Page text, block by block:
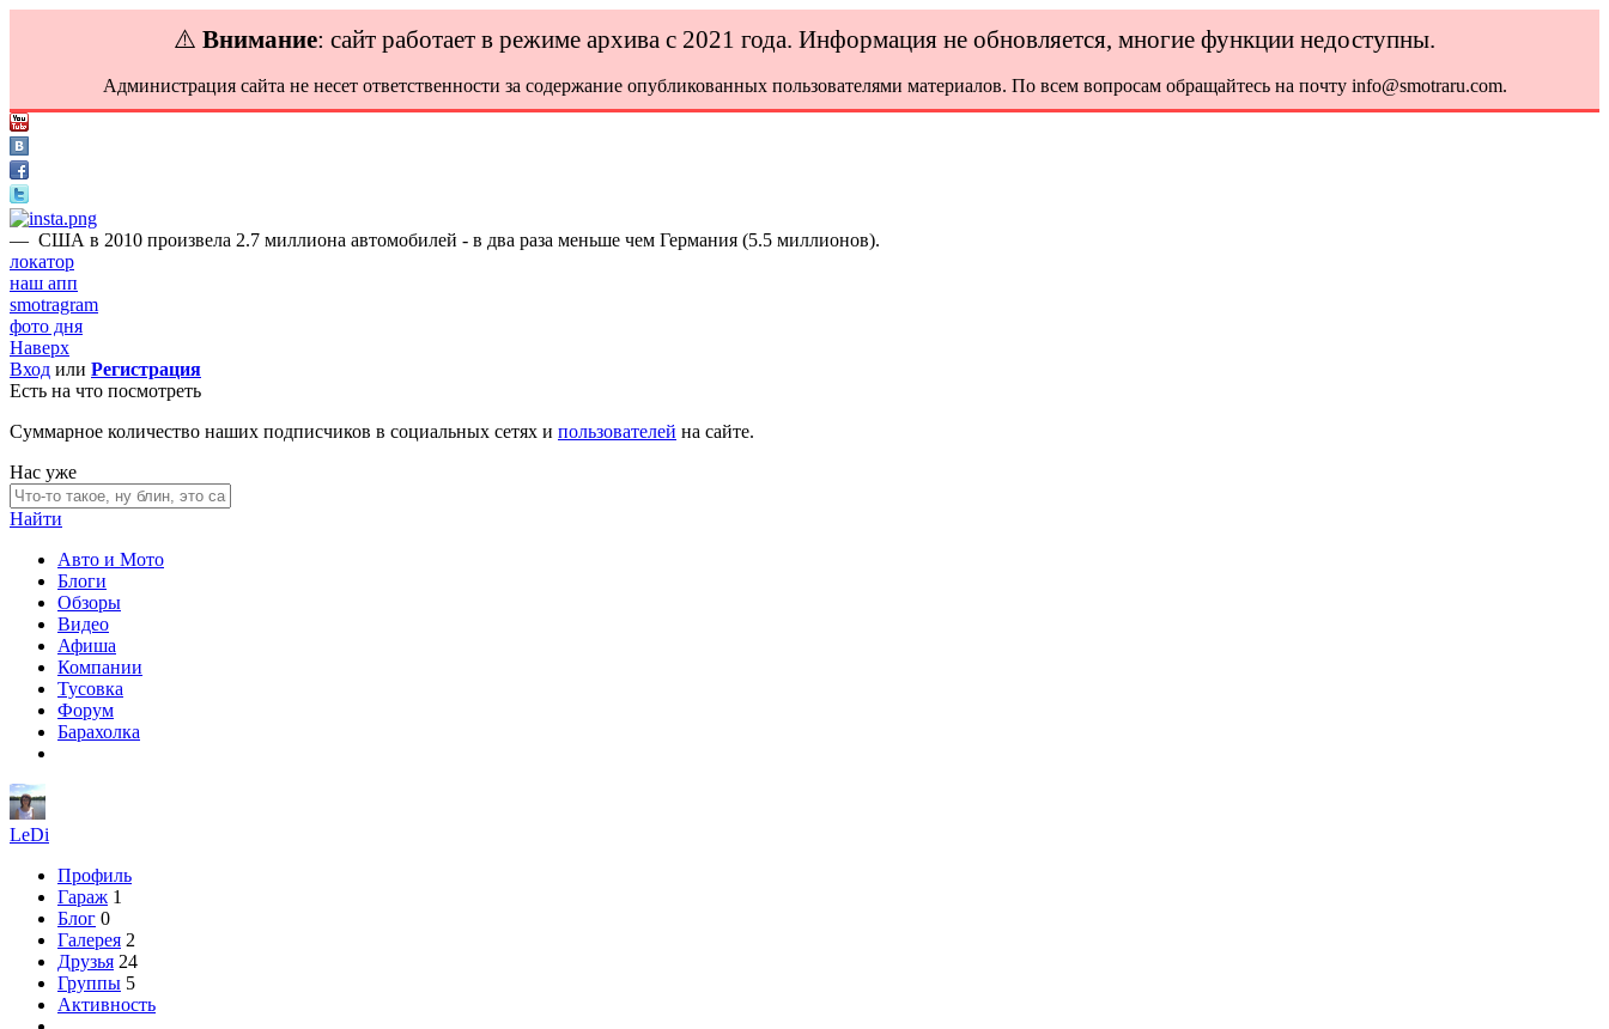
⚠️ Внимание: сайт работает в режиме архива с 2021 года. Информация не обновляется, многие функции недоступны.
Администрация сайта не несет ответственности за содержание опубликованных пользователями материалов. По всем вопросам обращайтесь на почту info@smotraru.com.
— США в 2010 произвела 2.7 миллиона автомобилей - в два раза меньше чем Германия (5.5 миллионов).
локатор
наш апп
smotragram
фото дня
Наверх
Вход или Регистрация
Есть на что посмотреть
Суммарное количество наших подписчиков в социальных сетях и пользователей на сайте.
Нас уже
Найти
Авто и Мото
Блоги
Обзоры
Видео
Афиша
Компании
Тусовка
Форум
Барахолка
LeDi
Профиль
Гараж 1
Блог 0
Галерея 2
Друзья 24
Группы 5
Активность